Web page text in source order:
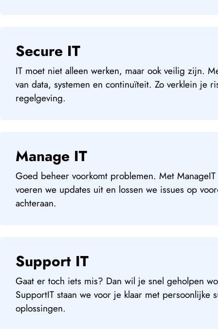
Secure IT
IT moet niet alleen werken, maar ook veilig zijn.
van data, systemen en continuïteit. Zo verklein je
regelgeving.
Manage IT
Goed beheer voorkomt problemen. Met
voeren we updates uit en lossen we issues op
achteraan.
Support IT
Gaat er toch iets mis? Dan wil je snel geholpen
SupportIT staan we voor je klaar met
oplossingen.